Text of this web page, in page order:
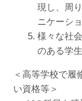
現し、周
ニケーシ
様々な社
のある学
＜高等学校で履
い資格等＞